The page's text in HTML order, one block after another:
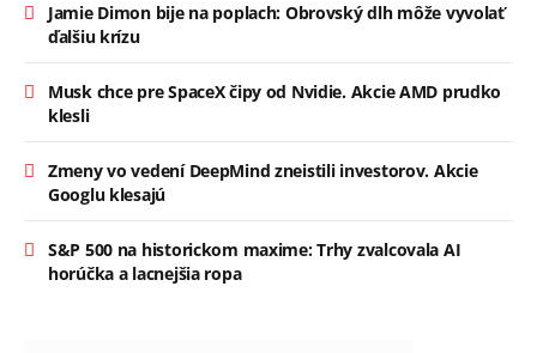
Jamie Dimon bije na poplach: Obrovský dlh môže vyvolať
ďalšiu krízu
Musk chce pre SpaceX čipy od Nvidie. Akcie AMD prudko
klesli
Zmeny vo vedení DeepMind zneistili investorov. Akcie
Googlu klesajú
S&P 500 na historickom maxime: Trhy zvalcovala AI
horúčka a lacnejšia ropa